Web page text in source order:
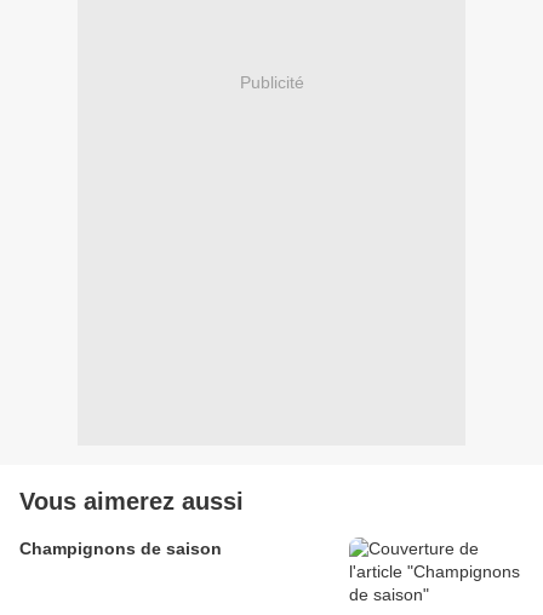
Publicité
Vous aimerez aussi
Champignons de saison